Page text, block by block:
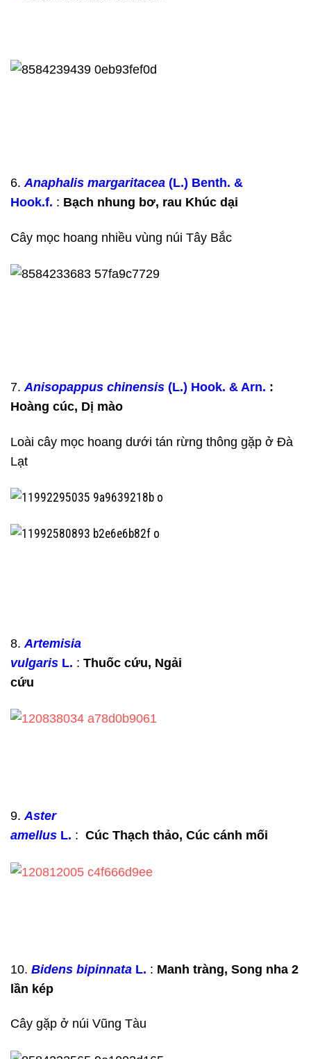
6.Anaphalis margaritacea (L.) Benth. &
Hook.f. : Bạch nhung bơ, rau Khúc dại
Cây mọc hoang nhiều vùng núi Tây Bắc
7.Anisopappus chinensis (L.) Hook. & Arn. :
Hoàng cúc, Dị mào
Loài cây mọc hoang dưới tán rừng thông gặp ở Đà
Lạt
8.Artemisia
vulgaris L. : Thuốc cứu, Ngải
cứu
9.Aster
amellus L. : Cúc Thạch thảo, Cúc cánh mối
10. Bidens bipinnata L. : Manh tràng, Song nha 2
lần kép
Cây gặp ở núi Vũng Tàu